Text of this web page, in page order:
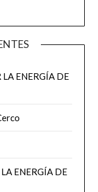
LA ENERGÍA DE
ENERGÍA DE